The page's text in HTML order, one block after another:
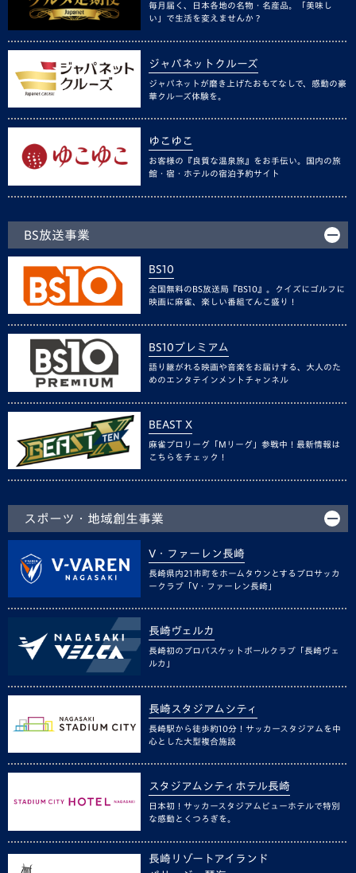
毎月届く、日本各地の名物・名産品。「美味し
い」で生活を変えませんか？
ジャパネットクルーズ
ジャパネットが磨き上げたおもてなしで、感動の豪
華クルーズ体験を。
ゆこゆこ
お客様の『良質な温泉旅』をお手伝い。国内の旅
館・宿・ホテルの宿泊予約サイト
BS放送事業
BS10
全国無料のBS放送局『BS10』。クイズにゴルフに
映画に麻雀、楽しい番組てんこ盛り！
BS10プレミアム
語り継がれる映画や音楽をお届けする、大人のた
めのエンタテインメントチャンネル
BEAST X
麻雀プロリーグ「Mリーグ」参戦中！最新情報は
こちらをチェック！
スポーツ・地域創生事業
V・ファーレン長崎
長崎県内21市町をホームタウンとするプロサッカ
ークラブ「V・ファーレン長崎」
長崎ヴェルカ
長崎初のプロバスケットボールクラブ「長崎ヴェ
ルカ」
長崎スタジアムシティ
長崎駅から徒歩約10分！サッカースタジアムを中
心とした大型複合施設
スタジアムシティホテル長崎
日本初！サッカースタジアムビューホテルで特別
な感動とくつろぎを。
長崎リゾートアイランド